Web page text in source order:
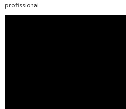
profissional.